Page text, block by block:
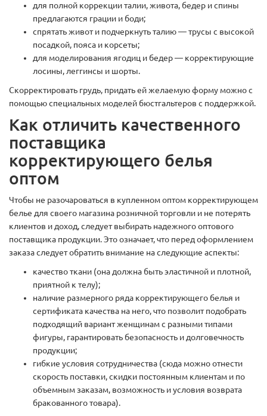
для полной коррекции талии, живота, бедер и спины
предлагаются грации и боди;
спрятать живот и подчеркнуть талию — трусы с высокой
посадкой, пояса и корсеты;
для моделирования ягодиц и бедер — корректирующие
лосины, леггинсы и шорты.
Скорректировать грудь, придать ей желаемую форму можно с
помощью специальных моделей бюстгальтеров с поддержкой.
Как отличить качественного
поставщика
корректирующего белья
оптом
Чтобы не разочароваться в купленном оптом корректирующем
белье для своего магазина розничной торговли и не потерять
клиентов и доход, следует выбирать надежного оптового
поставщика продукции. Это означает, что перед оформлением
заказа следует обратить внимание на следующие аспекты:
качество ткани (она должна быть эластичной и плотной,
приятной к телу);
наличие размерного ряда корректирующего белья и
сертификата качества на него, что позволит подобрать
подходящий вариант женщинам с разными типами
фигуры, гарантировать безопасность и долговечность
продукции;
гибкие условия сотрудничества (сюда можно отнести
скорость поставки, скидки постоянным клиентам и по
объемным заказам, возможность и условия возврата
бракованного товара).